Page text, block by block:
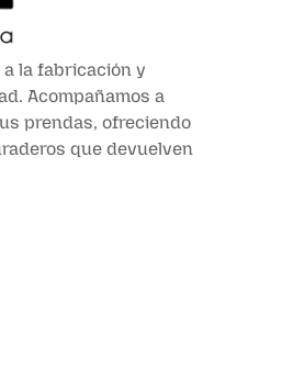
la fabricación y
Acompañamos a
prendas, ofreciendo
que devuelven